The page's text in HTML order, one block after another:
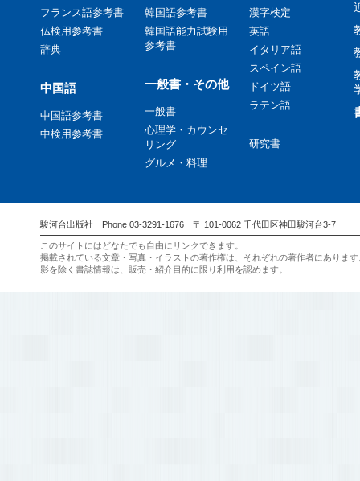
フランス語参考書
仏検用参考書
辞典
中国語
中国語参考書
中検用参考書
韓国語参考書
韓国語能力試験用
参考書
一般書・その他
一般書
心理学・カウンセ
リング
グルメ・料理
漢字検定
英語
イタリア語
スペイン語
ドイツ語
ラテン語
研究書
駿河台出版社 Phone 03-3291-1676 〒 101-0062 千代田区神田駿河台3-7
このサイトにはどなたでも自由にリンクできます。
掲載されている文章・写真・イラストの著作権は、それぞれの著作者にありま
影を除く書誌情報は、販売・紹介目的に限り利用を認めます。